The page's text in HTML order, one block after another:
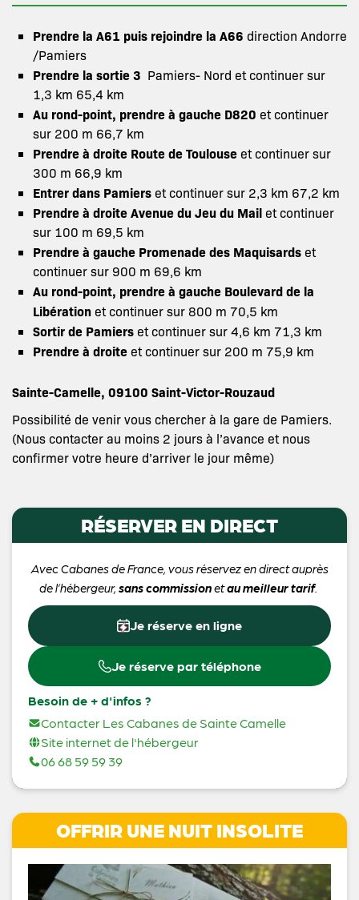
Prendre la A61 puis rejoindre la A66 direction Andorre
/Pamiers
Prendre la sortie 3 Pamiers- Nord et continuer sur
1,3 km 65,4 km
Au rond-point, prendre à gauche D820 et continuer
sur 200 m 66,7 km
Prendre à droite Route de Toulouse et continuer sur
300 m 66,9 km
Entrer dans Pamiers et continuer sur 2,3 km 67,2 km
Prendre à droite Avenue du Jeu du Mail et continuer
sur 100 m 69,5 km
Prendre à gauche Promenade des Maquisards et
continuer sur 900 m 69,6 km
Au rond-point, prendre à gauche Boulevard de la
Libération et continuer sur 800 m 70,5 km
Sortir de Pamiers et continuer sur 4,6 km 71,3 km
Prendre à droite et continuer sur 200 m 75,9 km
Sainte-Camelle, 09100 Saint-Victor-Rouzaud
Possibilité de venir vous chercher à la gare de Pamiers.
(Nous contacter au moins 2 jours à l’avance et nous
confirmer votre heure d’arriver le jour même)
RÉSERVER EN DIRECT
Avec Cabanes de France, vous réservez en direct auprès
de l’hébergeur, sans commissionetau meilleur tarif.
Je réserve en ligne
Je réserve par téléphone
Besoin de + d'infos ?
Contacter Les Cabanes de Sainte Camelle
Site internet de l'hébergeur
06 68 59 59 39
OFFRIR UNE NUIT INSOLITE